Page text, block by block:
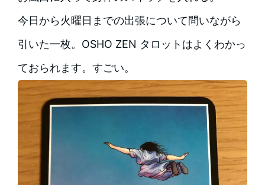
今日から火曜日までの出張について問いながら
引いた一枚。OSHO ZEN タロットはよくわかっ
ておられます。すごい。